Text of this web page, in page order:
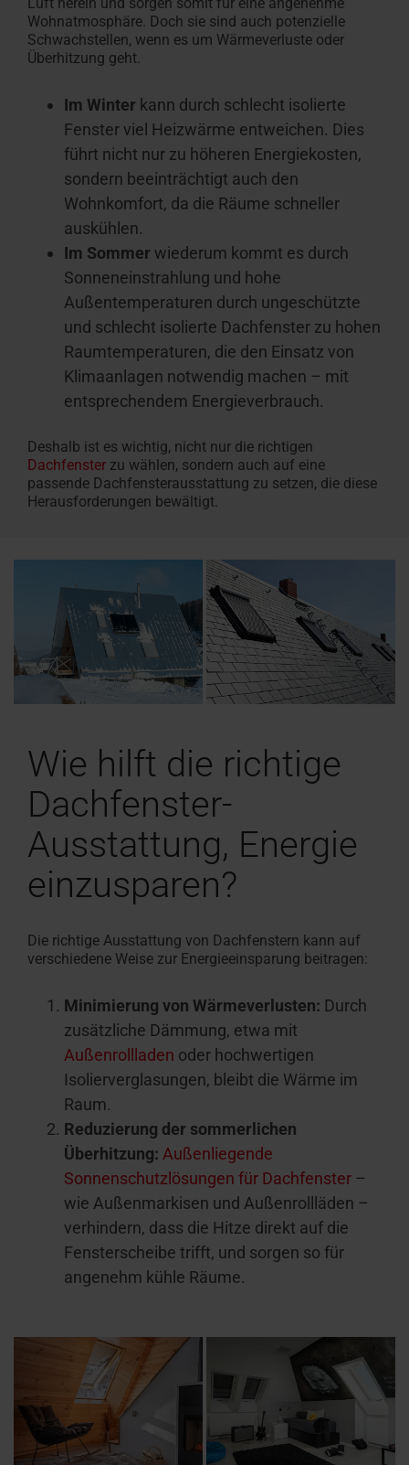
Wohnatmosphäre. Doch sie sind auch potenzielle
Schwachstellen, wenn es um Wärmeverluste oder
Überhitzung geht.
Im Winter kann durch schlecht isolierte
Fenster viel Heizwärme entweichen. Dies
führt nicht nur zu höheren Energiekosten,
sondern beeinträchtigt auch den
Wohnkomfort, da die Räume schneller
auskühlen.
Im Sommer wiederum kommt es durch
Sonneneinstrahlung und hohe
Außentemperaturen durch ungeschützte
und schlecht isolierte Dachfenster zu hohen
Raumtemperaturen, die den Einsatz von
Klimaanlagen notwendig machen – mit
entsprechendem Energieverbrauch.
Deshalb ist es wichtig, nicht nur die richtigen
Dachfenster zu wählen, sondern auch auf eine
passende Dachfensterausstattung zu setzen, die diese
Herausforderungen bewältigt.
Wie hilft die richtige
Dachfenster-
Ausstattung, Energie
einzusparen?
Die richtige Ausstattung von Dachfenstern kann auf
verschiedene Weise zur Energieeinsparung beitragen:
Minimierung von Wärmeverlusten: Durch
zusätzliche Dämmung, etwa mit
Außenrollladen oder hochwertigen
Isolierverglasungen, bleibt die Wärme im
Raum.
Reduzierung der sommerlichen
Überhitzung: Außenliegende
Sonnenschutzlösungen für Dachfenster –
wie Außenmarkisen und Außenrollläden –
verhindern, dass die Hitze direkt auf die
Fensterscheibe trifft, und sorgen so für
angenehm kühle Räume.